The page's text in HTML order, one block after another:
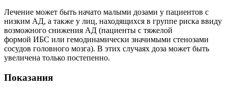
Лечение может быть начато малыми дозами у пациентов с
низким АД, а также у лиц, находящихся в группе риска ввиду
возможного снижения АД (пациенты с тяжелой
формой ИБС или гемодинамически значимыми стенозами
сосудов головного мозга). В этих случаях доза может быть
увеличена только постепенно.
Показания